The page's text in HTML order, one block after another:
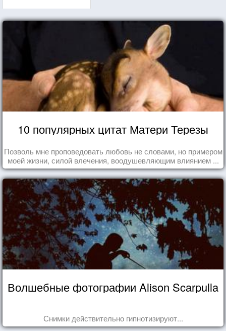
10 популярных цитат Матери Терезы
Позволь мне проповедовать любовь не словами, но примером
моей жизни, силой влечения, воодушевляющим влиянием ...
Волшебные фотографии Alison Scarpulla
Снимки действительно гипнотизируют...